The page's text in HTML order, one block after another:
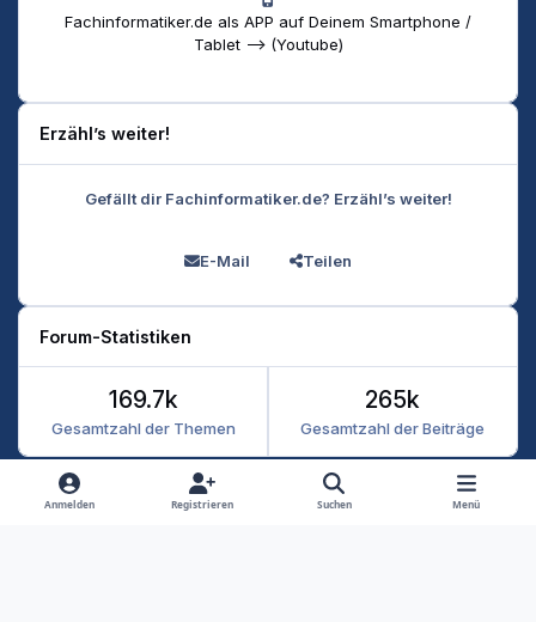
Fachinformatiker.de als APP auf Deinem Smartphone /
Tablet --> (Youtube)
Erzähl’s weiter!
Gefällt dir Fachinformatiker.de? Erzähl’s weiter!
E-Mail Teilen
Forum-Statistiken
Gesamtzahl der Themen
169.7k
Gesamtzahl der Beiträge
265k
Heller Modus
Dunkler Modus
Systemeinstellung
Anmelden Registrieren Suchen Menü